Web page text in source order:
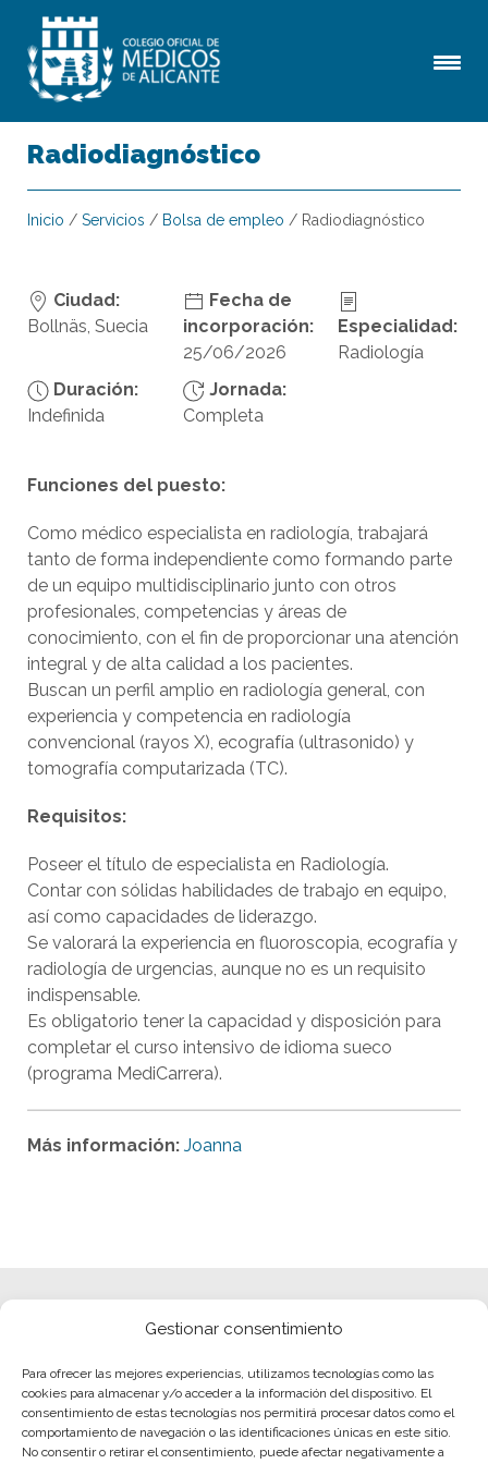
Gestionar consentimiento
Para ofrecer las mejores experiencias, utilizamos tecnologías como las
cookies para almacenar y/o acceder a la información del dispositivo. El
consentimiento de estas tecnologías nos permitirá procesar datos como el
comportamiento de navegación o las identificaciones únicas en este sitio.
No consentir o retirar el consentimiento, puede afectar negativamente a
Radiodiagnóstico
Inicio / Servicios / Bolsa de empleo / Radiodiagnóstico
Ciudad:
Bollnäs, Suecia
Fecha de
incorporación:
25/06/2026
Especialidad:
Radiología
Duración:
Indefinida
Jornada:
Completa
Funciones del puesto:
Como médico especialista en radiología, trabajará
tanto de forma independiente como formando parte
de un equipo multidisciplinario junto con otros
profesionales, competencias y áreas de
conocimiento, con el fin de proporcionar una atención
integral y de alta calidad a los pacientes.
Buscan un perfil amplio en radiología general, con
experiencia y competencia en radiología
convencional (rayos X), ecografía (ultrasonido) y
tomografía computarizada (TC).
Requisitos:
Poseer el título de especialista en Radiología.
Contar con sólidas habilidades de trabajo en equipo,
así como capacidades de liderazgo.
Se valorará la experiencia en fluoroscopia, ecografía y
radiología de urgencias, aunque no es un requisito
indispensable.
Es obligatorio tener la capacidad y disposición para
completar el curso intensivo de idioma sueco
(programa MediCarrera).
Más información: Joanna